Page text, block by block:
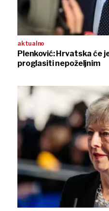
aktualno
Plenković: Hrvatska će
proglasiti nepoželjnim